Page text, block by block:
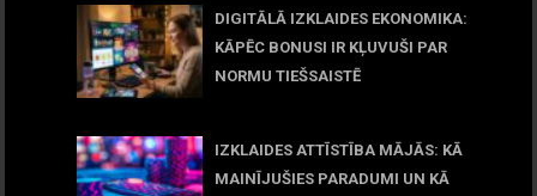
DIGITĀLĀ IZKLAIDES EKONOMIKA:
KĀPĒC BONUSI IR KĻUVUŠI PAR
NORMU TIEŠSAISTĒ
IZKLAIDES ATTĪSTĪBA MĀJĀS: KĀ
MAINĪJUŠIES PARADUMI UN KĀ